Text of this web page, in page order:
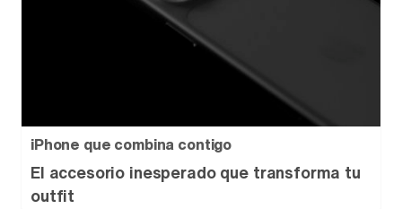
iPhone que combina contigo
El accesorio inesperado que transforma tu
outfit